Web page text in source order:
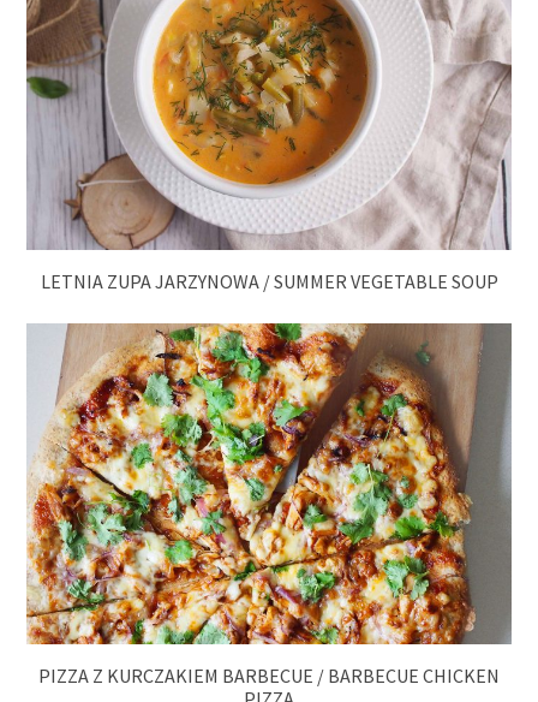
LETNIA ZUPA JARZYNOWA / SUMMER VEGETABLE SOUP
PIZZA Z KURCZAKIEM BARBECUE / BARBECUE CHICKEN